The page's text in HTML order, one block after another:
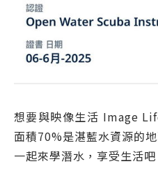
想要與映像生活 Image
面積70%是湛藍水資源的地
一起來學潛水，享受生活吧